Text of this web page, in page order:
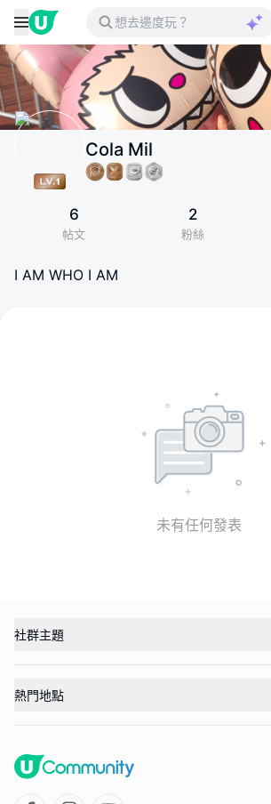
Cola Mil
6
帖文
2
粉絲
I AM WHO I AM
未有任何發表
社群主題
熱門地點